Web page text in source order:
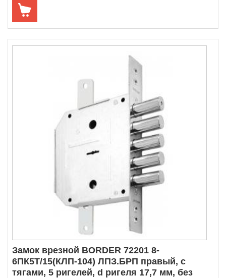
Замок врезной BORDER 72201 8-
6ПК5Т/15(КЛП-104) ЛПЗ.БРП правый, с
тягами, 5 ригелей, d ригеля 17,7 мм, без